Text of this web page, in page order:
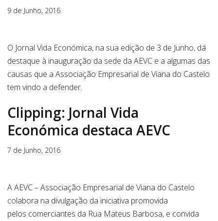
9 de Junho, 2016
O Jornal Vida Económica, na sua edição de 3 de Junho, dá
destaque à inauguração da sede da AEVC e a algumas das
causas que a Associação Empresarial de Viana do Castelo
tem vindo a defender.
Clipping: Jornal Vida
Económica destaca AEVC
7 de Junho, 2016
A AEVC – Associação Empresarial de Viana do Castelo
colabora na divulgação da iniciativa promovida
pelos comerciantes da Rua Mateus Barbosa, e convida